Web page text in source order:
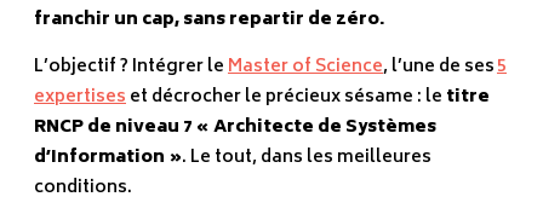
franchir un cap, sans repartir de zéro.
L’objectif ? Intégrer leMaster of Science, l’une de ses5
expertiseset décrocher le précieux sésame : le titre
RNCP de niveau 7 « Architecte de Systèmes
d’Information ». Le tout, dans les meilleures
conditions.